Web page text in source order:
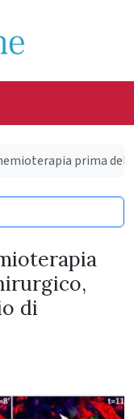
prima
di